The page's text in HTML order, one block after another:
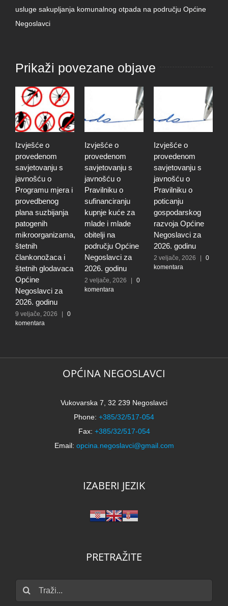
usluge sakupljanja komunalnog otpada na području Općine
Negoslavci
Prikaži povezane objave
Izvješće o
provedenom
savjetovanju s
javnošću o
Programu mjera i
provedbenog
plana suzbijanja
patogenih
mikroorganizama,
štetnih
člankonožaca i
štetnih glodavaca
Općine
Negoslavci za
2026. godinu
9 veljače, 2026
0
komentara
Izvješće o
provedenom
savjetovanju s
javnošću o
Pravilniku o
sufinanciranju
kupnje kuće za
mlade i mlade
obitelji na
području Općine
Negoslavci za
2026. godinu
2 veljače, 2026
0
komentara
Izvješće o
provedenom
savjetovanju s
javnošću o
Pravilniku o
poticanju
gospodarskog
razvoja Općine
Negoslavci za
2026. godinu
2 veljače, 2026
0
komentara
OPĆINA NEGOSLAVCI
Vukovarska 7, 32 239 Negoslavci
Phone: +385/32/517-054
Fax: +385/32/517-054
Email: opcina.negoslavci@gmail.com
IZABERI JEZIK
PRETRAŽITE
Traži...